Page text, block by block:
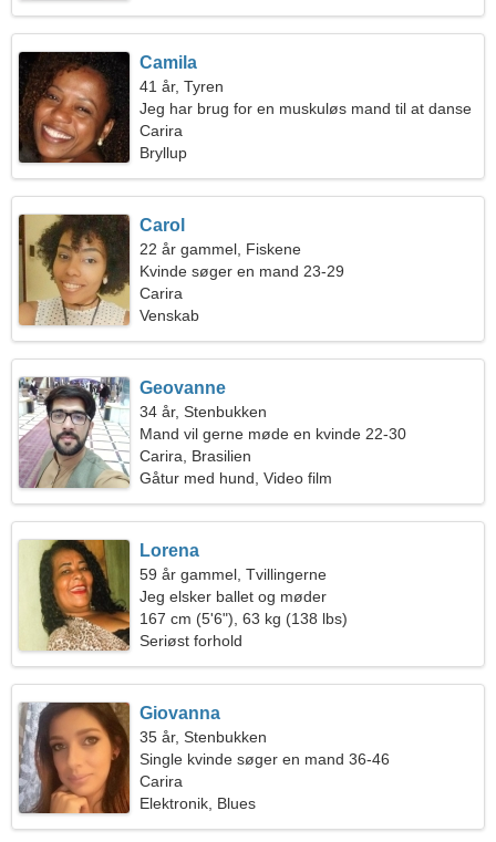
Camila
41 år, Tyren
Jeg har brug for en muskuløs mand til at danse
Carira
Bryllup
Carol
22 år gammel, Fiskene
Kvinde søger en mand 23-29
Carira
Venskab
Geovanne
34 år, Stenbukken
Mand vil gerne møde en kvinde 22-30
Carira, Brasilien
Gåtur med hund, Video film
Lorena
59 år gammel, Tvillingerne
Jeg elsker ballet og møder
167 cm (5'6"), 63 kg (138 lbs)
Seriøst forhold
Giovanna
35 år, Stenbukken
Single kvinde søger en mand 36-46
Carira
Elektronik, Blues